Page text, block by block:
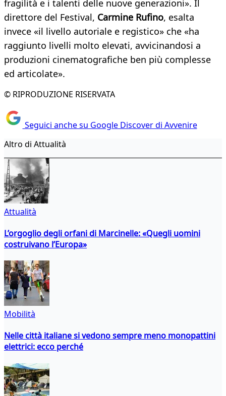
fragilità e i talenti delle nuove generazioni». Il
direttore del Festival, Carmine Rufino, esalta
invece «il livello autoriale e registico» che «ha
raggiunto livelli molto elevati, avvicinandosi a
produzioni cinematografiche ben più complesse
ed articolate».
© RIPRODUZIONE RISERVATA
Seguici anche su Google Discover di Avvenire
Altro di Attualità
Attualità
L’orgoglio degli orfani di Marcinelle: «Quegli uomini
costruivano l’Europa»
Mobilità
Nelle città italiane si vedono sempre meno monopattini
elettrici: ecco perché